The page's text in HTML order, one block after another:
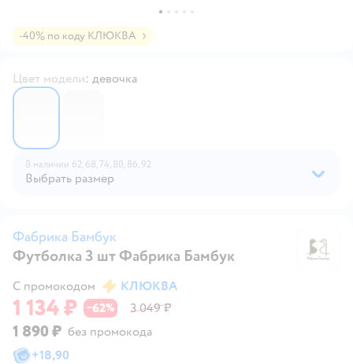
-40% по коду КЛЮКВА
Цвет модели: девочка
6597642
В наличии 62, 68, 74, 80, 86, 92
Выбрать размер
Фабрика Бамбук
Футболка 3 шт Фабрика Бамбук
С промокодом
КЛЮКВА
1 134 ₽ −62% 3 049 ₽
1 890 ₽ без промокода
+18,90